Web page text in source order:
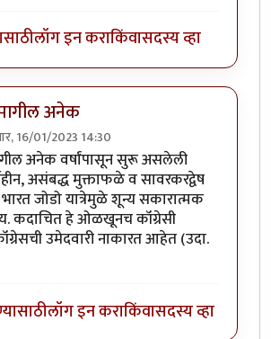
लॉग इन कराकिंवासदस्य व्हा
अनेक
16/01/2023 14:30
"राहुल गांधी केव्हाच मेला. मीbyश्रीगुरुजी
अनेक वर्षांपासून सुरू असलेली
असंबद्ध मुक्ताफळे व सावरकरद्वेष
जोडो यात्रेमुळे शून्य सकारात्मक
कदाचित हे ओळखूनच कॉंग्रेसी
उमेदवारी नाकारत आहेत (उदा.
लॉग इन कराकिंवासदस्य व्हा